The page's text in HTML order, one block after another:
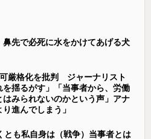
鼻先で必死に水をかけてあげる犬
可厳格化を批判 ジャーナリスト
を揺るがす」「当事者から、労働
みられないのかという声」アナ
進んでしまう」
とも私自身は（戦争）当事者とは